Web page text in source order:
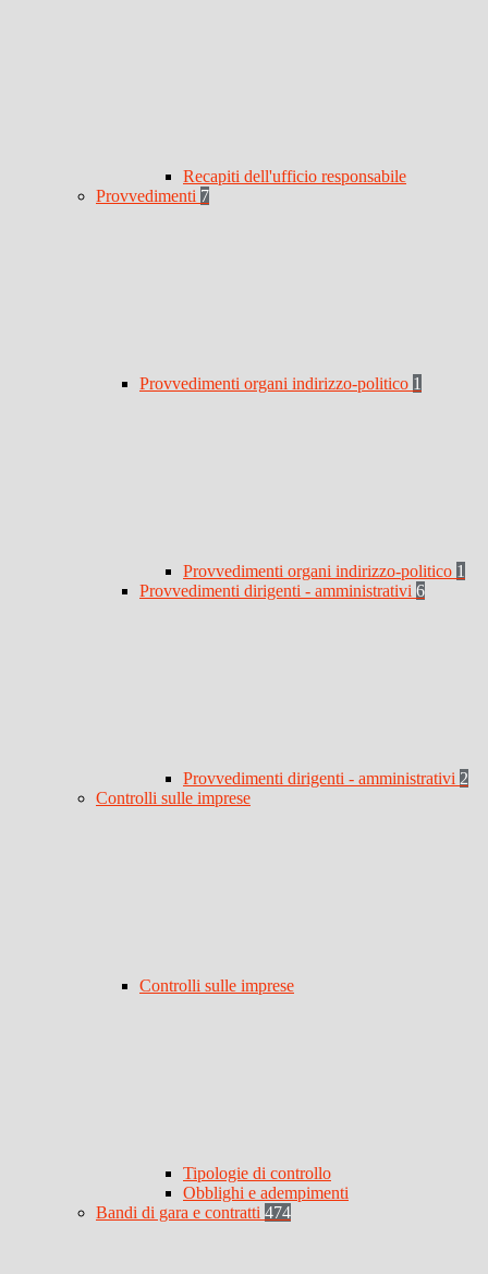
Recapiti dell'ufficio responsabile
Provvedimenti 7
Provvedimenti organi indirizzo-politico 1
Provvedimenti organi indirizzo-politico 1
Provvedimenti dirigenti - amministrativi 6
Provvedimenti dirigenti - amministrativi 2
Controlli sulle imprese
Controlli sulle imprese
Tipologie di controllo
Obblighi e adempimenti
Bandi di gara e contratti 474